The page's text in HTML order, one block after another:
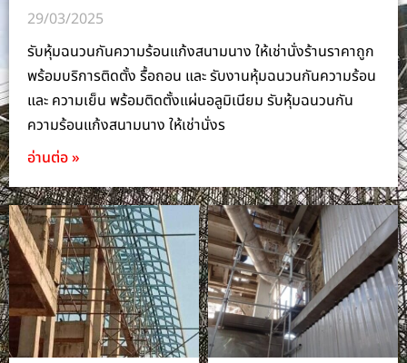
29/03/2025
รับหุ้มฉนวนกันความร้อนแก้งสนามนาง ให้เช่านั่งร้านราคาถูก
พร้อมบริการติดตั้ง รื้อถอน และ รับงานหุ้มฉนวนกันความร้อน
และ ความเย็น พร้อมติดตั้งแผ่นอลูมิเนียม รับหุ้มฉนวนกัน
ความร้อนแก้งสนามนาง ให้เช่านั่งร
อ่านต่อ »